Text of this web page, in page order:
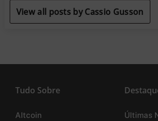
View all posts by Cassio Gusson
Tudo Sobre
Altcoin
Últimas